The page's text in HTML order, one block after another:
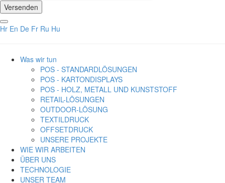
Hr En De Fr Ru Hu
Was wir tun
POS - STANDARDLÖSUNGEN
POS - KARTONDISPLAYS
POS - HOLZ, METALL UND KUNSTSTOFF
RETAIL-LÖSUNGEN
OUTDOOR-LÖSUNG
TEXTILDRUCK
OFFSETDRUCK
UNSERE PROJEKTE
WIE WIR ARBEITEN
ÜBER UNS
TECHNOLOGIE
UNSER TEAM